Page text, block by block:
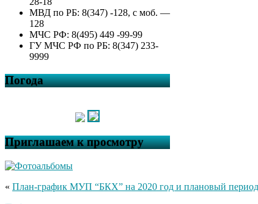
МВД по РБ: 8(347) -128, с моб. —
128
МЧС РФ: 8(495) 449 -99-99
ГУ МЧС РФ по РБ: 8(347) 233-
9999
Погода
Приглашаем к просмотру
« План-график МУП “БКХ” на 2020 год и плановый период